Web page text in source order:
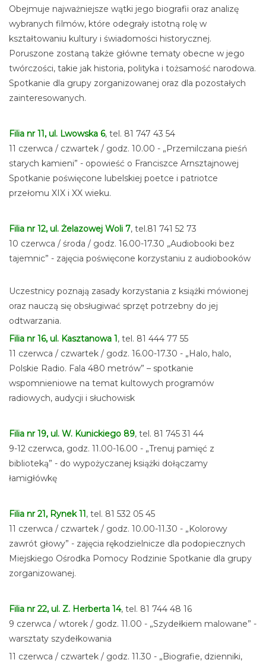
Obejmuje najważniejsze wątki jego biografii oraz analizę
wybranych filmów, które odegrały istotną rolę w
kształtowaniu kultury i świadomości historycznej.
Poruszone zostaną także główne tematy obecne w jego
twórczości, takie jak historia, polityka i tożsamość narodowa.
Spotkanie dla grupy zorganizowanej oraz dla pozostałych
zainteresowanych.
Filia nr 11, ul. Lwowska 6, tel. 81 747 43 54
11 czerwca / czwartek / godz. 10.00 - „Przemilczana pieśń
starych kamieni” - opowieść o Franciszce Arnsztajnowej
Spotkanie poświęcone lubelskiej poetce i patriotce
przełomu XIX i XX wieku.
Filia nr 12, ul. Żelazowej Woli 7, tel.81 741 52 73
10 czerwca / środa / godz. 16.00-17.30 „Audiobooki bez
tajemnic” - zajęcia poświęcone korzystaniu z audiobooków
Uczestnicy poznają zasady korzystania z książki mówionej
oraz nauczą się obsługiwać sprzęt potrzebny do jej
odtwarzania.
Filia nr 16, ul. Kasztanowa 1, tel. 81 444 77 55
11 czerwca / czwartek / godz. 16.00-17.30 - „Halo, halo,
Polskie Radio. Fala 480 metrów” – spotkanie
wspomnieniowe na temat kultowych programów
radiowych, audycji i słuchowisk
Filia nr 19, ul. W. Kunickiego 89, tel. 81 745 31 44
9-12 czerwca, godz. 11.00-16.00 - „Trenuj pamięć z
biblioteką” - do wypożyczanej książki dołączamy
łamigłówkę
Filia nr 21, Rynek 11, tel. 81 532 05 45
11 czerwca / czwartek / godz. 10.00-11.30 - „Kolorowy
zawrót głowy” - zajęcia rękodzielnicze dla podopiecznych
Miejskiego Ośrodka Pomocy Rodzinie Spotkanie dla grupy
zorganizowanej.
Filia nr 22, ul. Z. Herberta 14, tel. 81 744 48 16
9 czerwca / wtorek / godz. 11.00 - „Szydełkiem malowane” -
warsztaty szydełkowania
11 czerwca / czwartek / godz. 11.30 - „Biografie, dzienniki,